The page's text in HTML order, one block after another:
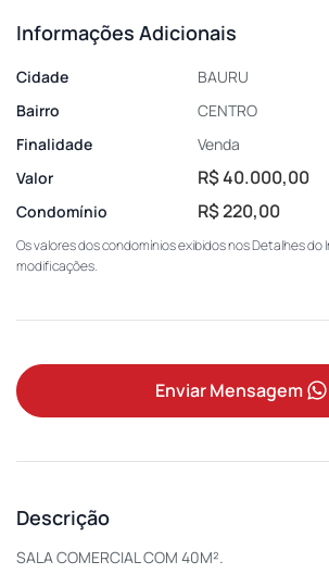
Informações Adicionais
Cidade
BAURU
Bairro
CENTRO
Finalidade
Venda
Valor
R$ 40.000,00
Condomínio R$ 220,00
Os valores dos condomínios exibidos nos Detalhes do
modificações.
Enviar Mensagem
Descrição
SALA COMERCIAL COM 40M².